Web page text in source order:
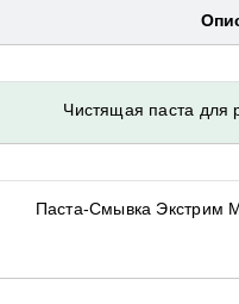
Чистящая паста для
Паста-Смывка Экстрим